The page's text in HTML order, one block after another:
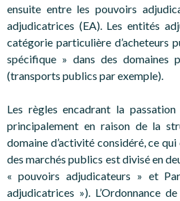
ensuite entre les pouvoirs
adjudicatrices (EA). Les entités
catégorie particulière d’acheteurs
spécifique » dans des domaines
(transports publics par exemple).
Les règles encadrant la
principalement en raison de la
domaine d’activité considéré, ce
des marchés publics est divisé en
« pouvoirs adjudicateurs » et
adjudicatrices »). L’Ordonnance